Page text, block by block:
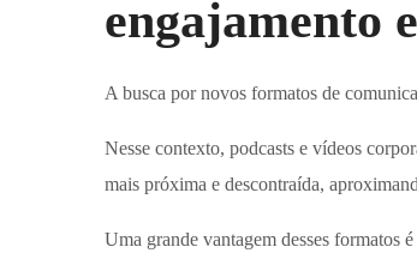
engajamento
A busca por novos formatos de
Nesse contexto, podcasts e vídeos
mais próxima e descontraída,
Uma grande vantagem desses formatos